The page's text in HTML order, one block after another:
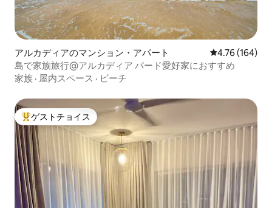
アルカディアのマンション・アパート レビュー164
4.76 (164)
島で家族旅行@アルカディア バード愛好家におすすめ
家族 · 屋内スペース · ビーチ
大好評のゲストチョイスです。
ゲストチョイス